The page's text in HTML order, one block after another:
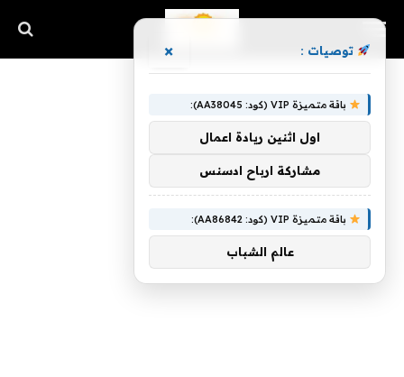
توصيات : ×
باقة متميزة VIP (كود: AA38045):
اول اثنين ريادة اعمال
مشاركة ارباح ادسنس
باقة متميزة VIP (كود: AA86842):
عالم الشباب